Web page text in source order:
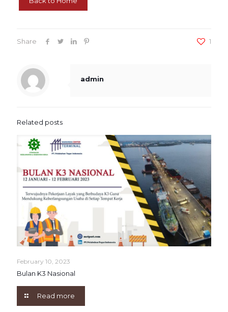
Share 1
admin
Related posts
February 10, 2023
Bulan K3 Nasional
Read more